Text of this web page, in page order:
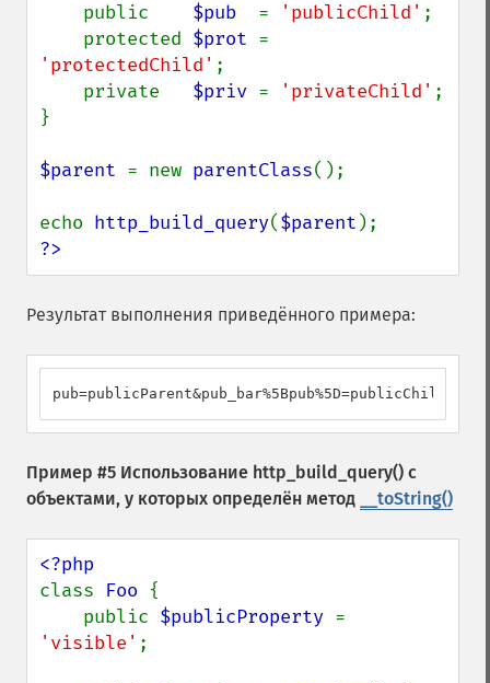
    public
$pub = 'publicChild' ;
    protected
$prot
'protectedChild' ;
    private
$priv = 'privateChild' ;
}
$parent = new parentClass();
echo http_build_query($parent
?>
Результат выполнения приведённого примера:
pub=publicParent&pub_bar%5Bpub%5D=publicChild
Пример #5 Использование http_build_query() с
объектами, у которых определён метод
__toString()
class Foo {
    public
$publicProperty
'visible' ;